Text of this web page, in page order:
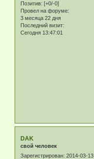
Позитив: [+0/-0]
Провел на форуме:
3 месяца 22 дня
Последний визит:
Сегодня 13:47:01
DAK
свой человек
Зарегистрирован: 2014-03-13